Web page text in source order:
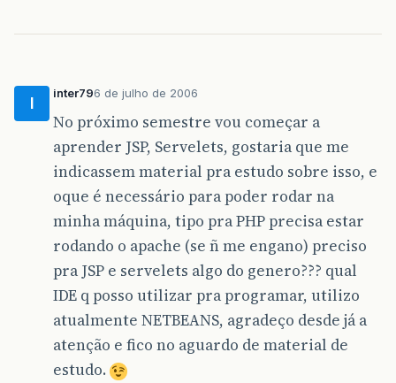
I
inter796 de julho de 2006
No próximo semestre vou começar a
aprender JSP, Servelets, gostaria que me
indicassem material pra estudo sobre isso, e
oque é necessário para poder rodar na
minha máquina, tipo pra PHP precisa estar
rodando o apache (se ñ me engano) preciso
pra JSP e servelets algo do genero??? qual
IDE q posso utilizar pra programar, utilizo
atualmente NETBEANS, agradeço desde já a
atenção e fico no aguardo de material de
estudo.